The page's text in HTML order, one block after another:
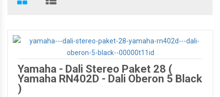
Yamaha - Dali Stereo Paket 28 (
Yamaha RN402D - Dali Oberon 5 Black
)